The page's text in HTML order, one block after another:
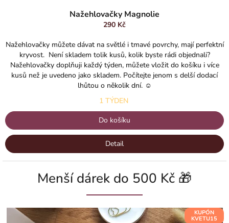
Nažehlovačky Magnolie
290 Kč
Nažehlovačky můžete dávat na světlé i tmavé povrchy, mají perfektní
kryvost. Není skladem tolik kusů, kolik byste rádi objednali?
Nažehlovačky doplňuji každý týden, můžete vložit do košíku i více
kusů než je uvedeno jako skladem. Počítejte jenom s delší dodací
lhůtou o několik dní. ☺️
1 TÝDEN
Do košíku
Detail
Menší dárek do 500 Kč 🎁
KUPÓN
KVETU15